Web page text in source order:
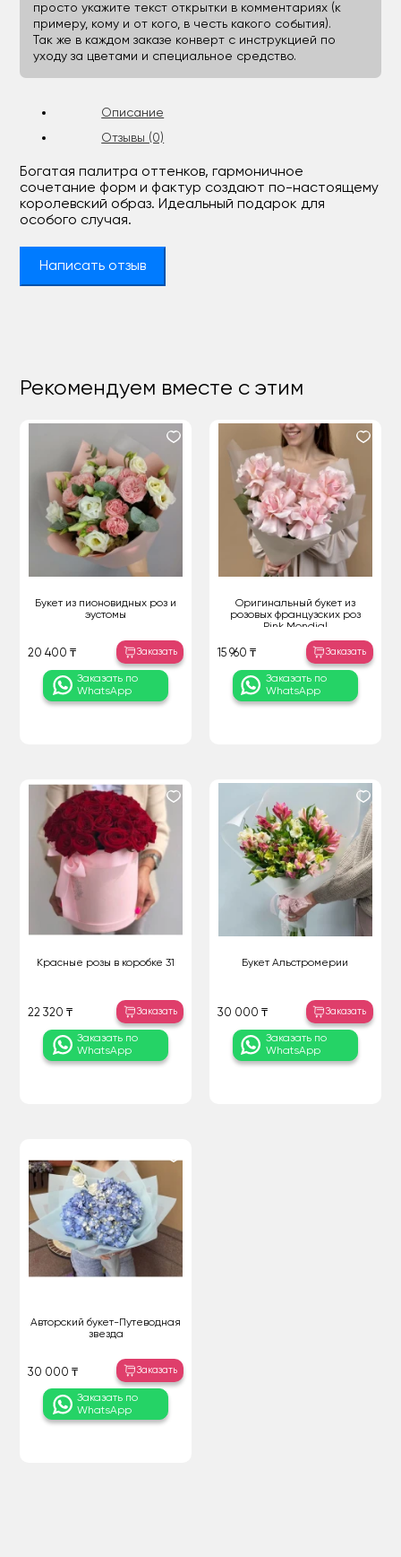
просто укажите текст открытки в комментариях (к
примеру, кому и от кого, в честь какого события).
Так же в каждом заказе конверт с инструкцией по
уходу за цветами и специальное средство.
Описание
Отзывы (0)
Богатая палитра оттенков, гармоничное
сочетание форм и фактур создают по-настоящему
королевский образ. Идеальный подарок для
особого случая.
Написать отзыв
Рекомендуем вместе с этим
Букет из пионовидных роз и
эустомы
20 400 ₸ Заказать
Заказать по
WhatsApp
Оригинальный букет из
розовых французских роз
Pink Mondial
15 960 ₸ Заказать
Заказать по
WhatsApp
Красные розы в коробке 31
22 320 ₸ Заказать
Заказать по
WhatsApp
Букет Альстромерии
30 000 ₸ Заказать
Заказать по
WhatsApp
Авторский букет-Путеводная
звезда
30 000 ₸ Заказать
Заказать по
WhatsApp